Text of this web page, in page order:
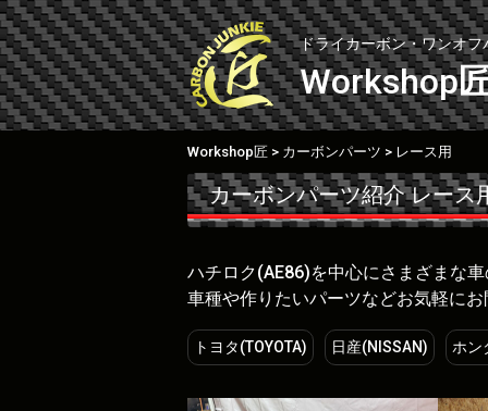
Skip
to
content
ドライカーボン・ワンオフ
Workshop
Workshop匠 > カーボンパーツ > レース用
カーボンパーツ紹介レース
ハチロク(AE86)を中心にさまざまな
車種や作りたいパーツなどお気軽にお
トヨタ(TOYOTA) 日産(NISSAN) ホン